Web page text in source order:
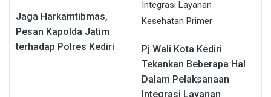
Jaga Harkamtibmas,
Pesan Kapolda Jatim
terhadap Polres Kediri
Pj Wali Kota Kediri
Tekankan Beberapa Hal
Dalam Pelaksanaan
Integrasi Layanan